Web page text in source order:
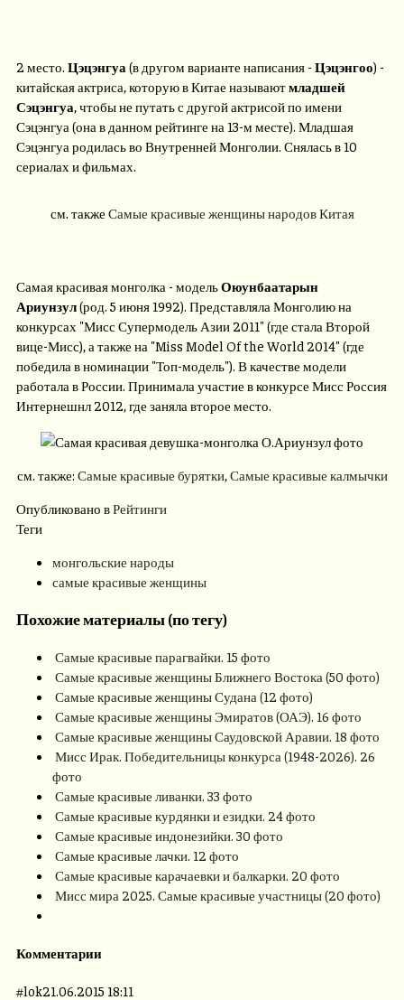
2 место. Цэцэнгуа (в другом варианте написания - Цэцэнгоо) -
китайская актриса, которую в Китае называютмладшей
Сэцэнгуа, чтобы не путать с другой актрисой по имени
Сэцэнгуа (она в данном рейтинге на 13-м месте). Младшая
Сэцэнгуа родилась во Внутренней Монголии. Снялась в 10
сериалах и фильмах.
см. также Самые красивые женщины народов Китая
Самая красивая монголка - модельОюунбаатарын
Ариунзул(род. 5 июня 1992). Представляла Монголию на
конкурсах "Мисс Супермодель Азии 2011" (где стала Второй
вице-Мисс), а также на "Miss Model Of the World 2014" (где
победила в номинации "Топ-модель"). В качестве модели
работала в России. Принимала участие в конкурсе Мисс Россия
Интернешнл 2012, где заняла второе место.
см. также: Самые красивые бурятки, Самые красивые калмычки
Опубликовано вРейтинги
Теги
монгольские народы
самые красивые женщины
Похожие материалы (по тегу)
Самые красивые парагвайки. 15 фото
Самые красивые женщины Ближнего Востока (50 фото)
Самые красивые женщины Судана (12 фото)
Самые красивые женщины Эмиратов (ОАЭ). 16 фото
Самые красивые женщины Саудовской Аравии. 18 фото
Мисс Ирак. Победительницы конкурса (1948-2026). 26
фото
Самые красивые ливанки. 33 фото
Самые красивые курдянки и езидки. 24 фото
Самые красивые индонезийки. 30 фото
Самые красивые лачки. 12 фото
Самые красивые карачаевки и балкарки. 20 фото
Мисс мира 2025. Самые красивые участницы (20 фото)
Комментарии
#lok21.06.2015 18:11